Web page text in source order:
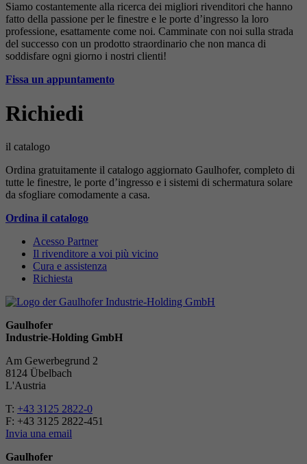
Siamo costantemente alla ricerca dei migliori rivenditori che hanno
fatto della passione per le finestre e le porte d’ingresso la loro
professione, esattamente come noi. Camminate con noi sulla strada
del successo con un prodotto straordinario che non manca di
soddisfare ogni giorno i nostri clienti!
Fissa un appuntamento
Richiedi
il catalogo
Ordina gratuitamente il catalogo aggiornato Gaulhofer, completo di
tutte le finestre, le porte d’ingresso e i sistemi di schermatura solare
da sfogliare comodamente a casa.
Ordina il catalogo
Acesso Partner
Il rivenditore a voi più vicino
Cura e assistenza
Richiesta
Gaulhofer
Industrie-Holding GmbH
Am Gewerbegrund 2
8124 Übelbach
L'Austria
T: +43 3125 2822-0
F: +43 3125 2822-451
Invia una email
Gaulhofer